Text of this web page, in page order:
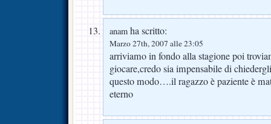
anam ha scritto:
Marzo 27th, 2007 alle 23:05
arriviamo in fondo alla stagione poi
giocare,credo sia impensabile di
questo modo….il ragazzo è paziente è
eterno